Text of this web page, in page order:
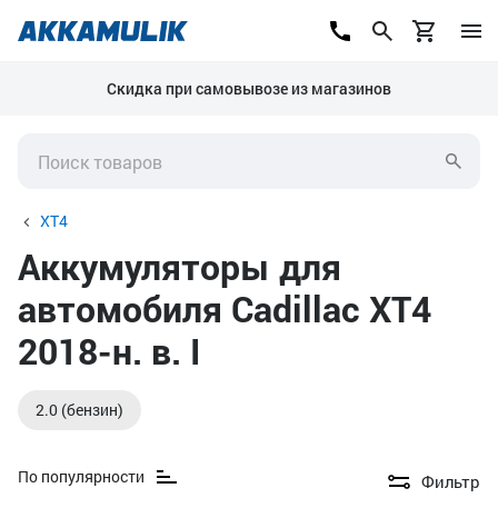
Скидка при самовывозе из магазинов
XT4
Аккумуляторы для
автомобиля Cadillac XT4
2018-н. в. I
2.0 (бензин)
По популярности Фильтр